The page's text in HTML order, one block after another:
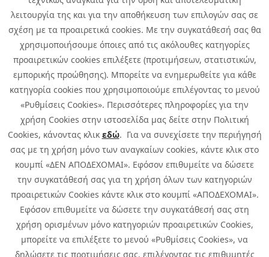
λειτουργία της και για την αποθήκευση των επιλογών σας σε
σχέση με τα προαιρετικά cookies. Με την συγκατάθεσή σας θα
χρησιμοποιήσουμε όποιες από τις ακόλουθες κατηγορίες
προαιρετικών cookies επιλέξετε (προτιμήσεων, στατιστικών,
εμπορικής προώθησης). Μπορείτε να ενημερωθείτε για κάθε
κατηγορία cookies που χρησιμοποιούμε επιλέγοντας το μενού
«Ρυθμίσεις Cookies». Περισσότερες πληροφορίες για την
χρήση Cookies στην ιστοσελίδα μας δείτε στην Πολιτική
Cookies, κάνοντας κλικ εδώ. Για να συνεχίσετε την περιήγησή
σας με τη χρήση μόνο των αναγκαίων cookies, κάντε κλικ στο
κουμπί «ΔΕΝ ΑΠΟΔΕΧΟΜΑΙ». Εφόσον επιθυμείτε να δώσετε
την συγκατάθεσή σας για τη χρήση όλων των κατηγοριών
προαιρετικών Cookies κάντε κλικ στο κουμπί «ΑΠΟΔΕΧΟΜΑΙ».
Εφόσον επιθυμείτε να δώσετε την συγκατάθεσή σας στη
χρήση ορισμένων μόνο κατηγοριών προαιρετικών Cookies,
μπορείτε να επιλέξετε το μενού «Ρυθμίσεις Cookies», να
δηλώσετε τις προτιμήσεις σας, επιλέγοντας τις επιθυμητές
Όμιλος Quest
Site Map